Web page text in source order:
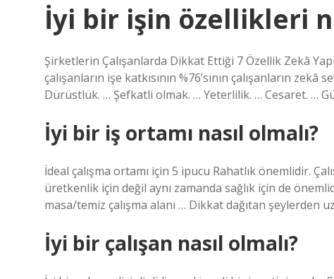
İyi bir işin özellikleri
Şirketlerin Çalışanlarda Dikkat Ettiği 7 Özellik Zekâ
çalışanların işe katkısının %76’sının çalışanların
Dürüstlük. … Şefkatli olmak. … Yeterlilik. … Cesaret. …
İyi bir iş ortamı nasıl olmalı?
İdeal çalışma ortamı için 5 ipucu Rahatlık önemlidir.
üretkenlik için değil aynı zamanda sağlık için de
masa/temiz çalışma alanı … Dikkat dağıtan şeylerden
İyi bir çalışan nasıl olmalı?